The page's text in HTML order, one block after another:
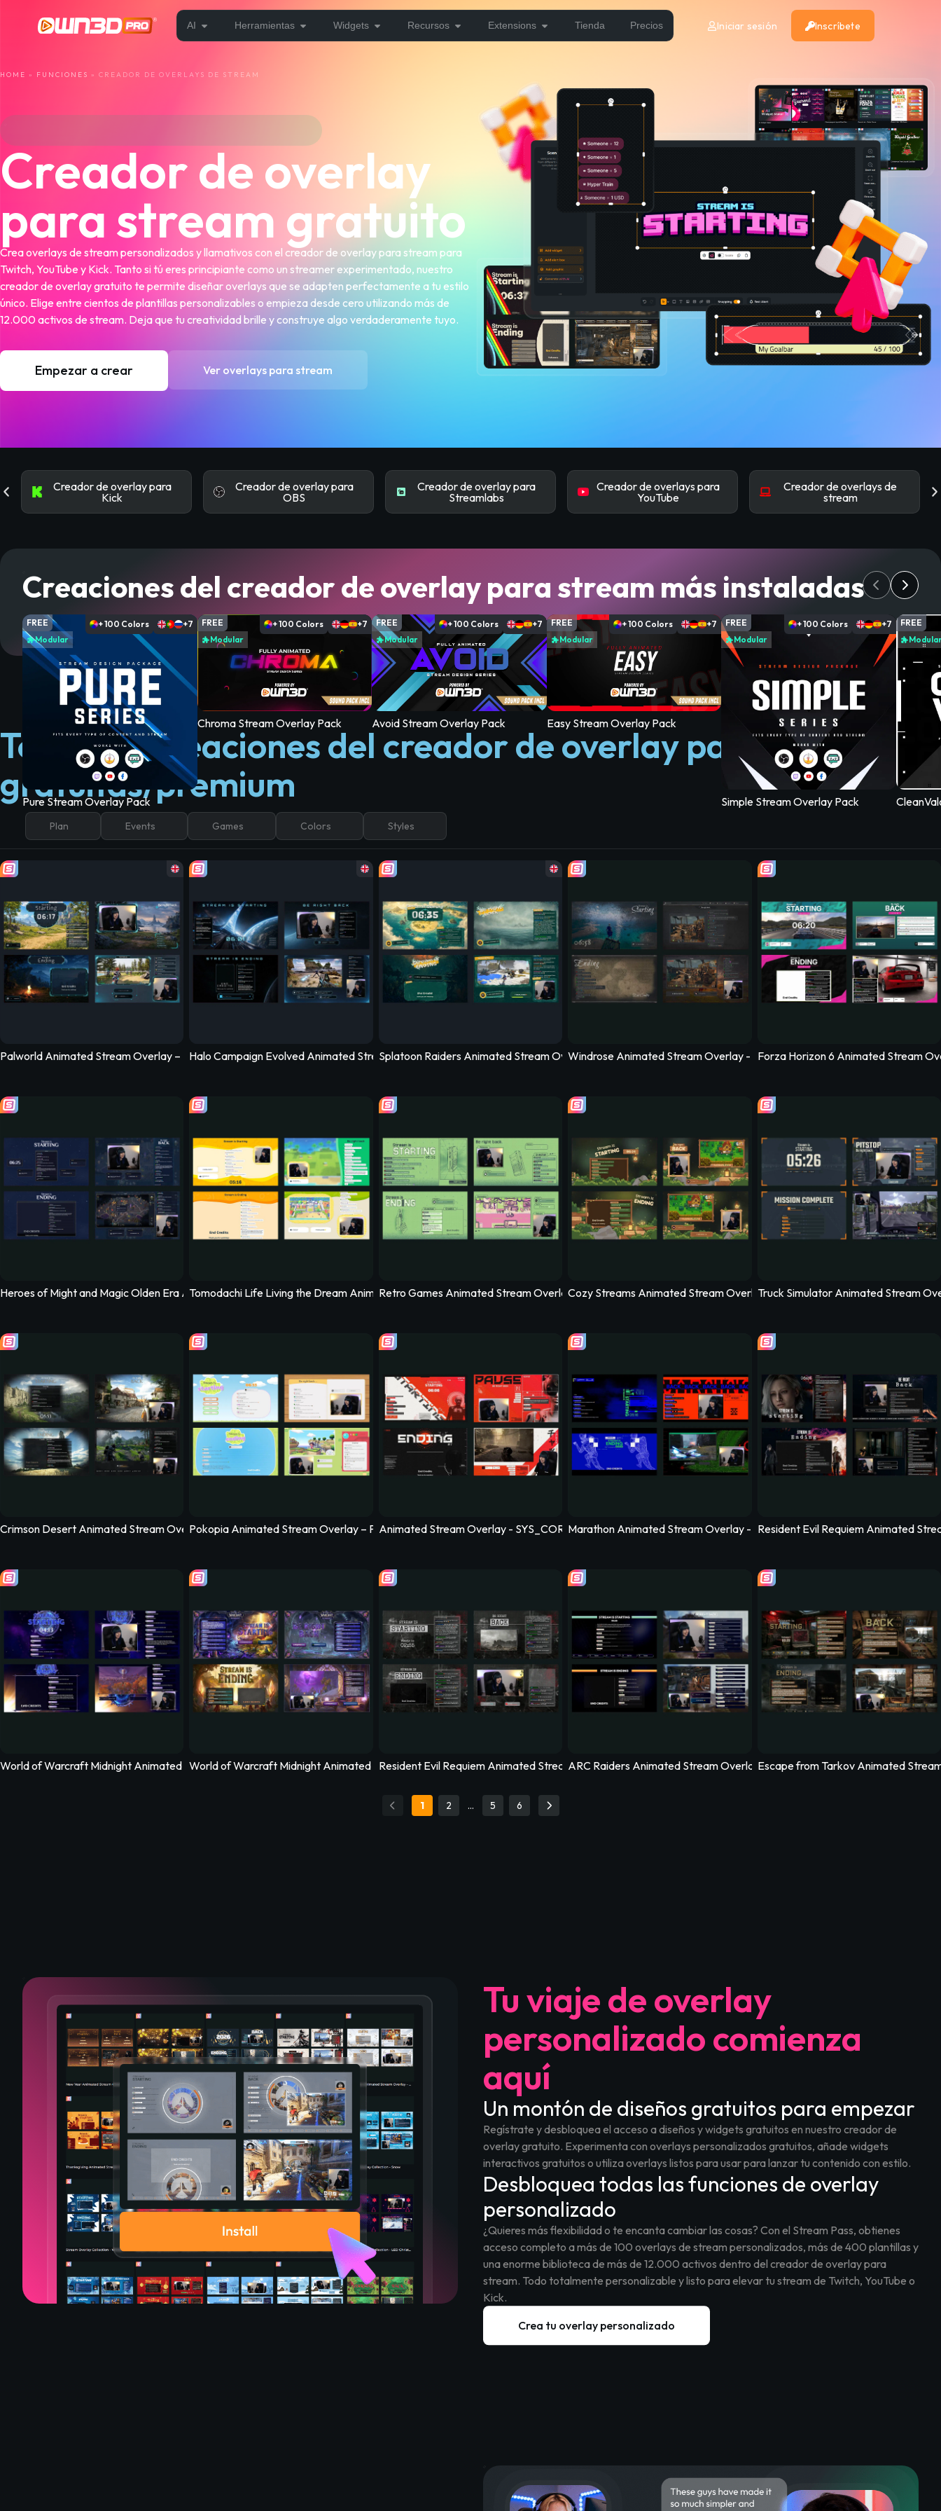
AI Herramientas Widgets Recursos Extensions Tienda Precios Iniciar sesión Inscríbete
HOME » FUNCIONES » CREADOR DE OVERLAYS DE STREAM
Creador de overlay
para stream gratuito
Crea overlays de stream personalizados y llamativos con el creador de overlay para stream para
Twitch, YouTube y Kick. Tanto si tú eres principiante como un streamer experimentado, nuestro
creador de overlay gratuito te permite diseñar overlays que se adapten perfectamente a tu estilo
único. Elige entre cientos de plantillas personalizables o empieza desde cero utilizando más de
12.000 activos de stream. Deja que tu creatividad brille y construye algo verdaderamente tuyo.
Empezar a crear Ver overlays para stream
Creador de overlay para
Kick
Creador de overlay para
OBS
Creador de overlay para
Streamlabs
Creador de overlays para
YouTube
Creador de overlays de
stream
Creaciones del creador de overlay para stream más instaladas
FREE
Modular
+ 100 Colors +7
Pure Stream Overlay Pack
Pure Stream Overlay Pack
FREE
Modular
+ 100 Colors +7
Chroma Stream Overlay Pack
Chroma Stream Overlay Pack
FREE
Modular
+ 100 Colors +7
Avoid Stream Overlay Pack
Avoid Stream Overlay Pack
FREE
Modular
+ 100 Colors +7
Easy Stream Overlay Pack
Easy Stream Overlay Pack
FREE
Modular
+ 100 Colors +7
Simple Stream Overlay Pack
Simple Stream Overlay Pack
FREE
CleanValo Stream Overlay Pack
Todas las creaciones del creador de overlay para stream
gratuitas/premium
Plan Events Games Colors Styles
Palworld Animated Stream Overlay – PalSync
– PalSync
Halo Campaign Evolved Animated Stream Overlay - Reclaimer
Halo Campaign Evolved Animated Stream Overlay - Reclaimer
Splatoon Raiders Animated Stream Overlay - Inkrush
Splatoon Raiders Animated Stream Overlay - Inkrush
Windrose Animated Stream Overlay - Stormtide
Windrose Animated Stream Overlay - Stormtide
Forza Horizon 6 Animated Stream
Forza Horizon 6 Animated Stream Overlay - Slipstream
Heroes of Might and Magic Olden Era Animated Stream Overlay - Hexrealm
Era Animated Stream Overlay - Hexrealm
Tomodachi Life Living the Dream Animated Stream Overlay - Utopia
Tomodachi Life Living the Dream Animated Stream Overlay - Utopia
Retro Games Animated Stream Overlay – DotMatrix
Retro Games Animated Stream Overlay – DotMatrix
Cozy Streams Animated Stream Overlay – Woodlume
Cozy Streams Animated Stream Overlay – Woodlume
Truck Simulator Animated Stream
Truck Simulator Animated Stream Overlay – Logistica
Crimson Desert Animated Stream Overlay – OathtakerPokopia Animated Stream Overlay – PockethavenAnimated Stream Overlay - SYS_COREMarathon Animated Stream Overlay - KillvectorResident Evil Requiem Animated
World of Warcraft Midnight Animated Stream Overlay – Netherglow
Stream Overlay – Netherglow
World of Warcraft Midnight Animated Stream Overlay – Nightspire
World of Warcraft Midnight Animated Stream Overlay – Nightspire
Resident Evil Requiem Animated Stream Overlay – Umbrequiem
Resident Evil Requiem Animated Stream Overlay – Umbrequiem
ARC Raiders Animated Stream Overlay – Arcfall
ARC Raiders Animated Stream Overlay – Arcfall
Escape from Tarkov Animated
Escape from Tarkov Animated Stream Overlay - Hideout
1 2 … 5 6
Tu viaje de overlay
personalizado comienza
aquí
Un montón de diseños gratuitos para empezar
Regístrate y desbloquea el acceso a diseños y widgets gratuitos en nuestro creador de
overlay gratuito. Experimenta con overlays personalizados gratuitos, añade widgets
interactivos gratuitos o utiliza overlays listos para usar para lanzar tu contenido con estilo.
Desbloquea todas las funciones de overlay
personalizado
¿Quieres más flexibilidad o te encanta cambiar las cosas? Con el Stream Pass, obtienes
acceso completo a más de 100 overlays de stream personalizados, más de 400 plantillas y
una enorme biblioteca de más de 12.000 activos dentro del creador de overlay para
stream. Todo totalmente personalizable y listo para elevar tu stream de Twitch, YouTube o
Kick.
Crea tu overlay personalizado